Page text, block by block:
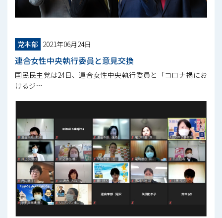
党本部 2021年06月24日
連合女性中央執行委員と意見交換
国民民主党は24日、連合女性中央執行委員と「コロナ禍にお
けるジ…